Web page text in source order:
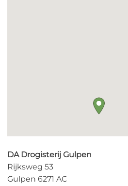
DA Drogisterij Gulpen
Rijksweg 53
Gulpen 6271 AC